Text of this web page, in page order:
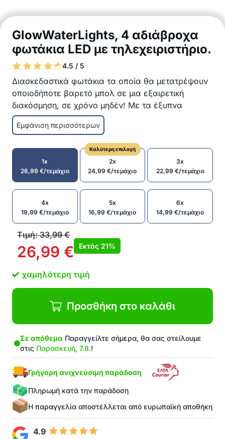
GlowWaterLights, 4 αδιάβροχα
φωτάκια LED με τηλεχειριστήριο.
4.5 / 5
Διασκεδαστικά φωτάκια τα οποία θα μετατρέψουν
οποιοδήποτε βαρετό μπολ σε μια εξαιρετική
διακόσμηση, σε χρόνο μηδέν! Με τα έξυπνα
φωτάκια, μπορείτε να ρυθμίσετε τα χρώματα στο
τηλεχειριστήριο με χρώματα της αρεσκείας σας και
να δημιουργήσετε την ιδανική ατμόσφαιρα στο
σπίτι, στην αυλή ή στην πισίνα σας!
Αδιάβροχα και ανθεκτικά φωτάκια LED
Τηλεχειριστήριο
Τέλεια διακόσμηση
Εύκολα στην χρήση
Εξωτερική και εσωτερική χρήση
το-πακέτο-περιλαμβάνει 4x φωτάκια LED + 1x
τηλεχειριστήριο
Εμφάνιση περισσότερων
1x
26,99 €/τεμάχιο
Καλύτερη επιλογή
2x
24,99€/τεμάχιο
3x
22,99 €/τεμάχιο
4x
19,99 €/τεμάχιο
5x
16,99€/τεμάχιο
6x
14,99€/τεμάχιο
Τιμή:33,99€
26,99 € Εκτός 21%
χαμηλότερη τιμή
Προσθήκη στο καλάθι
Σε απόθεμα Παραγγείλτε σήμερα, θα σας στείλουμε
στις Παρασκευή, 7.8.!
Γρήγορη ανιχνεύσιμη παράδοση
Πληρωμή κατά την παράδοση
Η παραγγελία αποστέλλεται από ευρωπαϊκή αποθήκη
4.9